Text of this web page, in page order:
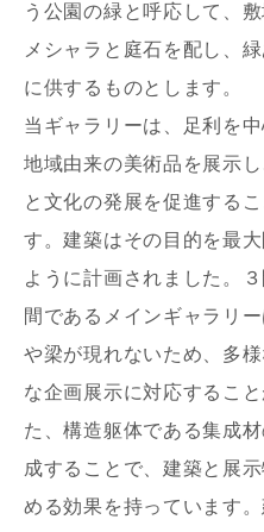
う公園の緑と呼応して、
メシャラと庭石を配し、
に供するものとします。
当ギャラリーは、足利を
地域由来の美術品を展示
と文化の発展を促進する
す。建築はその目的を最
ように計画されました。
間であるメインギャラリ
や梁が現れないため、多
な企画展示に対応するこ
た、構造躯体である集成
成することで、建築と展
める効果を持っています